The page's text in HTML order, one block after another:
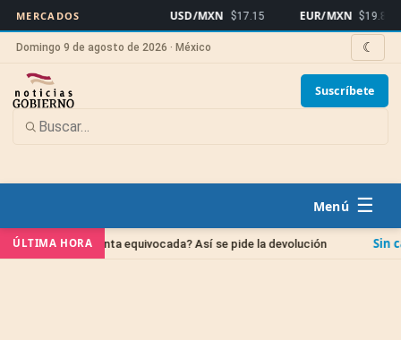
MERCADOS USD/MXN $17.15 EUR/MXN $19.81
Domingo 9 de agosto de 2026 · México ☾
Suscríbete
☰
ÚLTIMA HORA
cuenta equivocada? Así se pide la devolución Sin categoría